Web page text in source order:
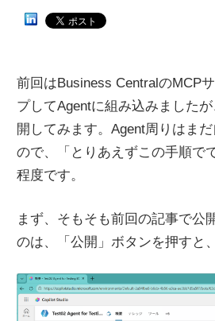
前回はBusiness CentralのMCP
プしてAgentに組み込みました
開してみます。Agent周りはま
ので、「とりあえずこの手順で
程度です。
まず、そもそも前回の記事で公
のは、「公開」ボタンを押すと、